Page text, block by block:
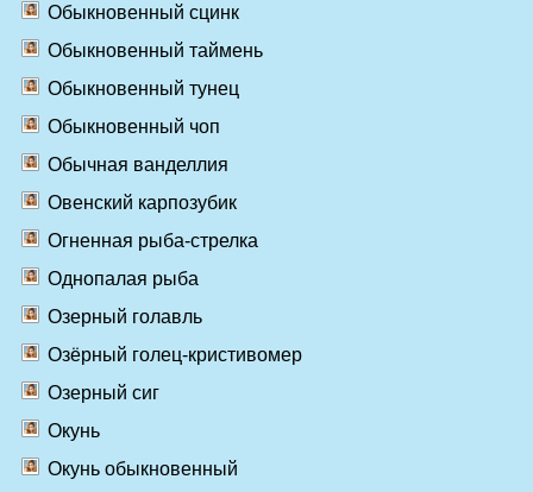
Обыкновенный сцинк
Обыкновенный таймень
Обыкновенный тунец
Обыкновенный чоп
Обычная ванделлия
Овенский карпозубик
Огненная рыба-стрелка
Однопалая рыба
Озерный голавль
Озёрный голец-кристивомер
Озерный сиг
Окунь
Окунь обыкновенный